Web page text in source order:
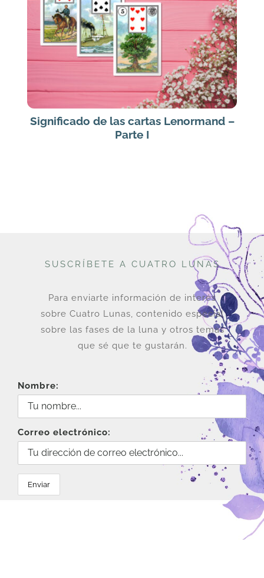
Significado de las cartas Lenormand –
Parte I
SUSCRÍBETE A CUATRO LUNAS
Para enviarte información de interés
sobre Cuatro Lunas, contenido especial
sobre las fases de la luna y otros temas
que sé que te gustarán.
Nombre:
Correo electrónico: